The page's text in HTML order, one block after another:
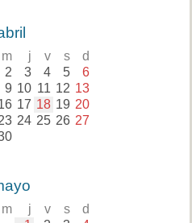
m j v s d
2 3 4 5 6
9 10 11 12 13
17 18 19 20
24 25 26 27
m j v s d